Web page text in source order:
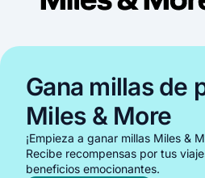
Gana millas de
Miles & More
¡Empieza a ganar millas Miles &
Recibe recompensas por tus
beneficios emocionantes.